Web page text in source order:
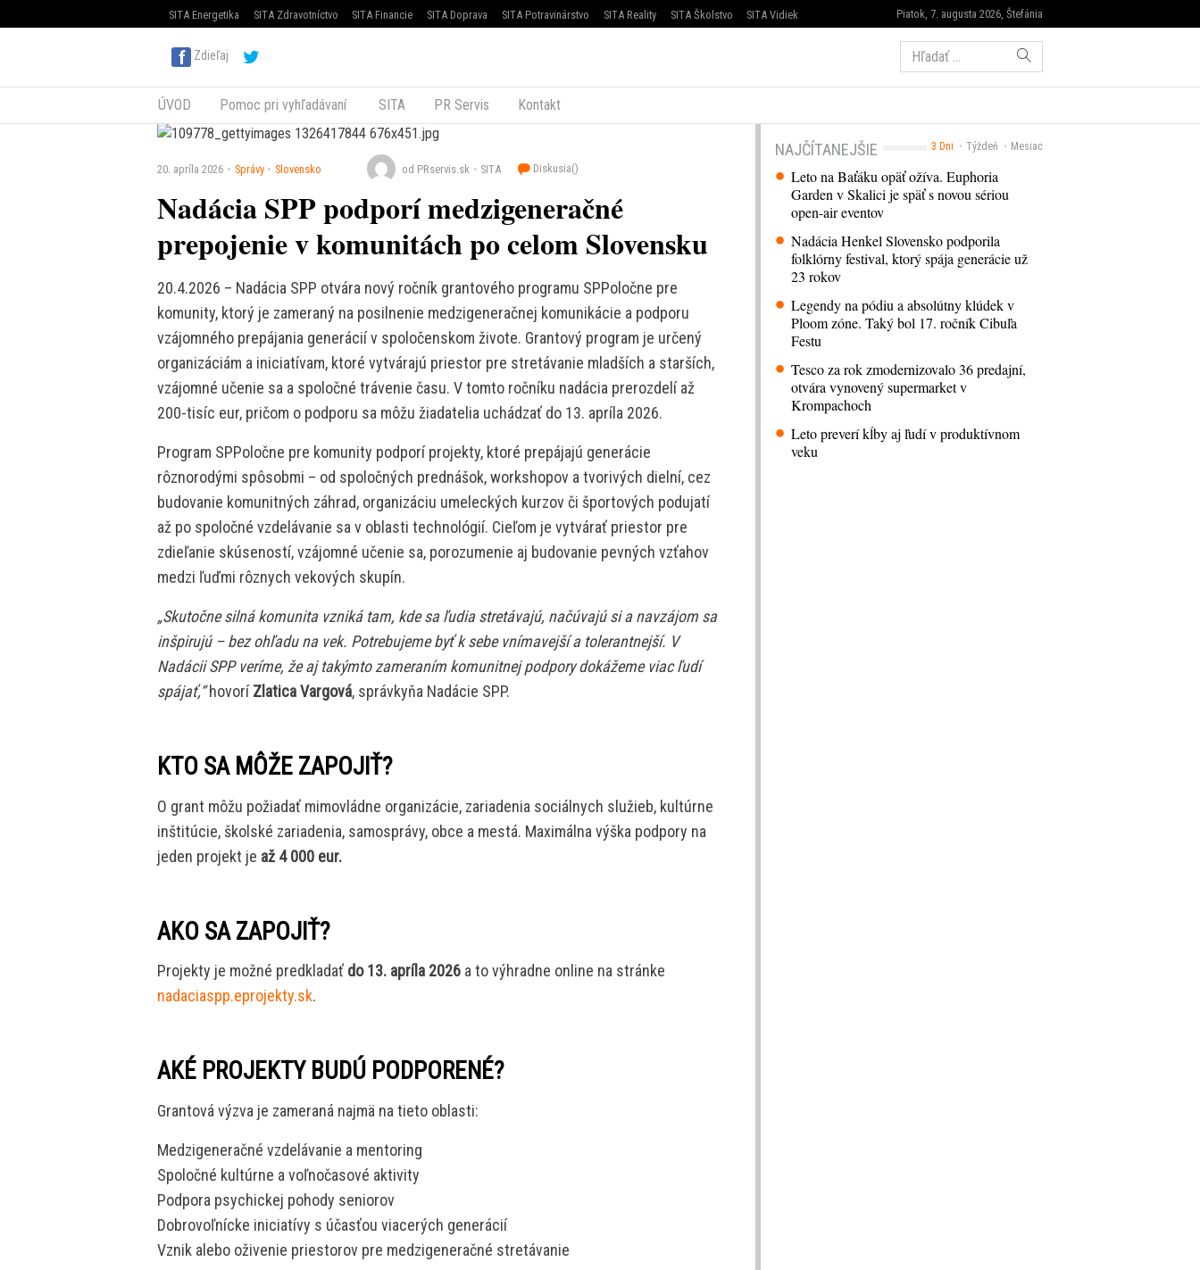
Piatok, 7. augusta 2026, Štefánia
SITA Energetika SITA Zdravotníctvo SITA Financie SITA Doprava SITA Potravinárstvo SITA Reality SITA Školstvo SITA Vidiek
Zdieľaj Hľadať:
ÚVOD Pomoc pri vyhľadávaní SITA PR Servis Kontakt
20. apríla 2026 Správy Slovensko od PRservis.sk SITA Diskusia()
Nadácia SPP podporí medzigeneračné
prepojenie v komunitách po celom Slovensku
20.4.2026 – Nadácia SPP otvára nový ročník grantového programu SPPoločne pre
komunity, ktorý je zameraný na posilnenie medzigeneračnej komunikácie a podporu
vzájomného prepájania generácií v spoločenskom živote. Grantový program je určený
organizáciám a iniciatívam, ktoré vytvárajú priestor pre stretávanie mladších a starších,
vzájomné učenie sa a spoločné trávenie času. V tomto ročníku nadácia prerozdelí až
200-tisíc eur, pričom o podporu sa môžu žiadatelia uchádzať do 13. apríla 2026.
Program SPPoločne pre komunity podporí projekty, ktoré prepájajú generácie
rôznorodými spôsobmi – od spoločných prednášok, workshopov a tvorivých dielní, cez
budovanie komunitných záhrad, organizáciu umeleckých kurzov či športových podujatí
až po spoločné vzdelávanie sa v oblasti technológií. Cieľom je vytvárať priestor pre
zdieľanie skúseností, vzájomné učenie sa, porozumenie aj budovanie pevných vzťahov
medzi ľuďmi rôznych vekových skupín.
„Skutočne silná komunita vzniká tam, kde sa ľudia stretávajú, načúvajú si a navzájom sa
inšpirujú – bez ohľadu na vek. Potrebujeme byť k sebe vnímavejší a tolerantnejší. V
Nadácii SPP veríme, že aj takýmto zameraním komunitnej podpory dokážeme viac ľudí
spájať,“hovoríZlatica Vargová, správkyňa Nadácie SPP.
KTO SA MÔŽE ZAPOJIŤ?
O grant môžu požiadať mimovládne organizácie, zariadenia sociálnych služieb, kultúrne
inštitúcie, školské zariadenia, samosprávy, obce a mestá. Maximálna výška podpory na
jeden projekt je až 4 000 eur.
AKO SA ZAPOJIŤ?
Projekty je možné predkladať do 13. apríla 2026 a to výhradne online na stránke
nadaciaspp.eprojekty.sk.
AKÉ PROJEKTY BUDÚ PODPORENÉ?
Grantová výzva je zameraná najmä na tieto oblasti:
Medzigeneračné vzdelávanie a mentoring
Spoločné kultúrne a voľnočasové aktivity
Podpora psychickej pohody seniorov
Dobrovoľnícke iniciatívy s účasťou viacerých generácií
Vznik alebo oživenie priestorov pre medzigeneračné stretávanie
3 Dni Týždeň Mesiac
NAJČÍTANEJŠIE
Leto na Baťáku opäť ožíva. Euphoria
Garden v Skalici je späť s novou sériou
open-air eventov
Nadácia Henkel Slovensko podporila
folklórny festival, ktorý spája generácie už
23 rokov
Legendy na pódiu a absolútny klúdek v
Ploom zóne. Taký bol 17. ročník Cibuľa
Festu
Tesco za rok zmodernizovalo 36 predajní,
otvára vynovený supermarket v
Krompachoch
Leto preverí kĺby aj ľudí v produktívnom
veku